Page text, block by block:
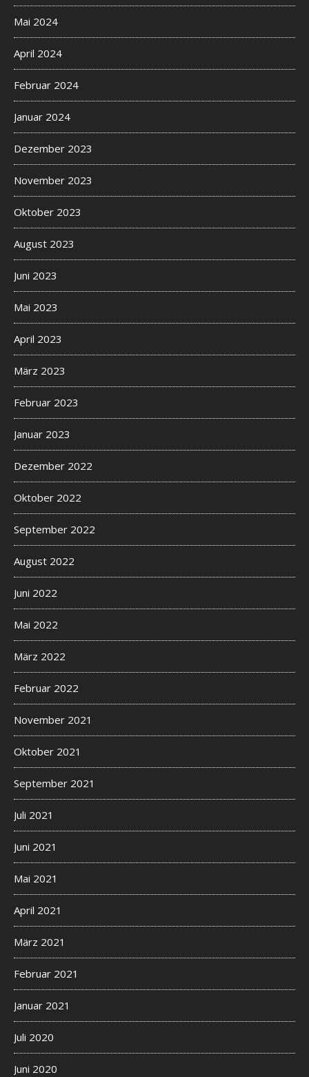
Mai 2024
April 2024
Februar 2024
Januar 2024
Dezember 2023
November 2023
Oktober 2023
August 2023
Juni 2023
Mai 2023
April 2023
März 2023
Februar 2023
Januar 2023
Dezember 2022
Oktober 2022
September 2022
August 2022
Juni 2022
Mai 2022
März 2022
Februar 2022
November 2021
Oktober 2021
September 2021
Juli 2021
Juni 2021
Mai 2021
April 2021
März 2021
Februar 2021
Januar 2021
Juli 2020
Juni 2020